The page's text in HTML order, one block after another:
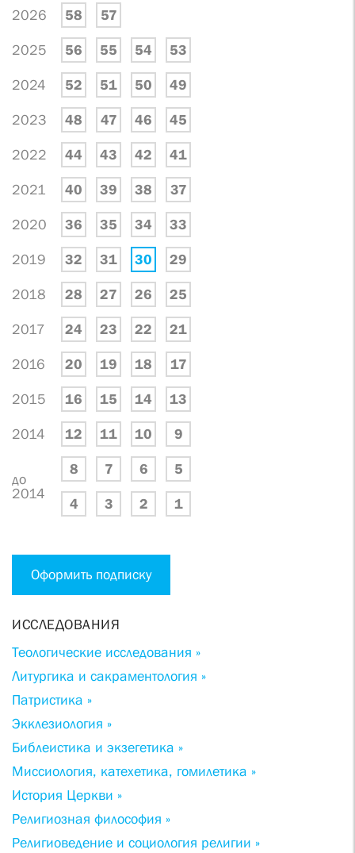
2026 58 57
2025 56 55 54 53
2024 52 51 50 49
2023 48 47 46 45
2022 44 43 42 41
2021 40 39 38 37
2020 36 35 34 33
2019 32 31 30 29
2018 28 27 26 25
2017 24 23 22 21
2016 20 19 18 17
2015 16 15 14 13
2014 12 11 10 9
до
2014
8 7 6 5
4 3 2 1
Оформить подписку
ИССЛЕДОВАНИЯ
Теологические исследования »
Литургика и сакраментология »
Патристика »
Экклезиология »
Библеистика и экзегетика »
Миссиология, катехетика, гомилетика »
История Церкви »
Религиозная философия »
Религиоведение и социология религии »